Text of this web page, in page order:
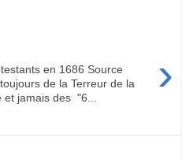
›
en 1686 Source
de la Terreur de la
jamais des "6...